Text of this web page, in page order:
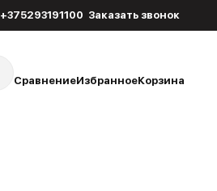
+375293191100 Заказать звонок
СравнениеИзбранноеКорзина